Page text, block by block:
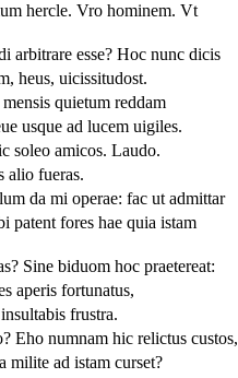
hercle. Vro hominem. Vt
arbitrare esse? Hoc nunc dicis
heus, uicissitudost.
quietum reddam
usque ad lucem uigiles.
soleo amicos. Laudo.
alio fueras.
da mi operae: fac ut admittar
patent fores hae quia istam
Sine biduom hoc praetereat:
aperis fortunatus,
frustra.
Eho numnam hic relictus custos,
milite ad istam curset?